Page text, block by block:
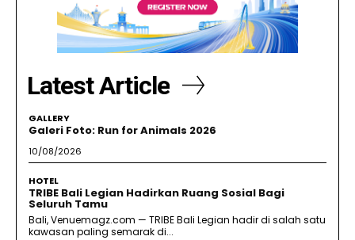
Latest Article
GALLERY
Galeri Foto: Run for Animals 2026
10/08/2026
HOTEL
TRIBE Bali Legian Hadirkan Ruang Sosial Bagi
Seluruh Tamu
Bali, Venuemagz.com — TRIBE Bali Legian hadir di salah satu
kawasan paling semarak di...